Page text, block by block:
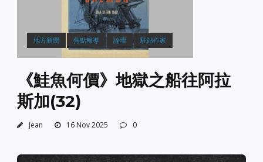
地方新聞 焦點報導 論壇 駐站作家
《鮭魚何價》地獄之船往阿拉
斯加(32)
Jean 16 Nov 2025 0